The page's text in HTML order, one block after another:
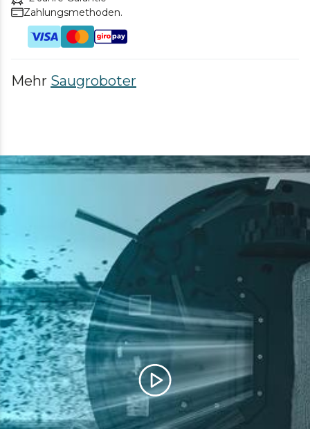
Zahlungsmethoden.
Mehr Saugroboter